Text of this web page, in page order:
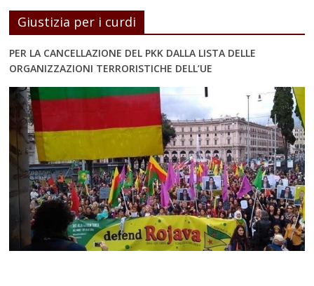
Giustizia per i curdi
PER LA CANCELLAZIONE DEL PKK DALLA LISTA DELLE
ORGANIZZAZIONI TERRORISTICHE DELL’UE